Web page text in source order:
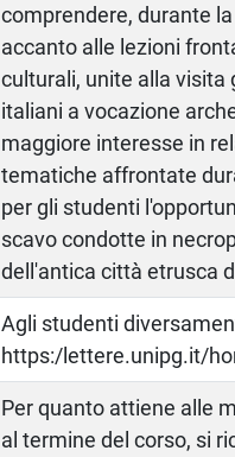
comprendere, durante
accanto alle lezioni
culturali, unite alla visita
italiani a vocazione
maggiore interesse in
tematiche affrontate
per gli studenti
scavo condotte in
dell'antica città etrusca
Agli studenti
https:/lettere.unipg.it/
Per quanto attiene alle
al termine del corso, si